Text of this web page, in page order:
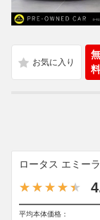
無
料
ロータス エミー
平均本体価格：